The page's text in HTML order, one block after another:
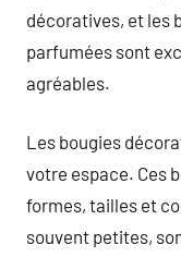
décoratives, et les
parfumées sont
agréables.
Les bougies
votre espace. Ces
formes, tailles et
souvent petites,